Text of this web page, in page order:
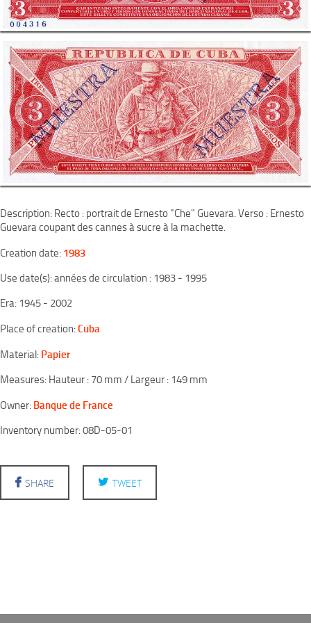
Description: Recto : portrait de Ernesto "Che" Guevara. Verso : Ernesto
Guevara coupant des cannes à sucre à la machette.
Creation date:1983
Use date(s): années de circulation : 1983 - 1995
Era: 1945 - 2002
Place of creation:Cuba
Material:Papier
Measures: Hauteur : 70 mm / Largeur : 149 mm
Owner:Banque de France
Inventory number: 08D-05-01
SHARE TWEET